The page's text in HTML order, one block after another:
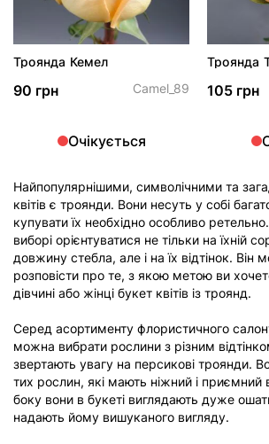
Троянда Кемел
90 грн Camel_89
Очікується
Троянда
105 грн
Найпопулярнішими, символічними та
квітів є троянди. Вони несуть у собі
купувати їх необхідно особливо
виборі орієнтуватися не тільки на їхній
довжину стебла, але і на їх відтінок. Він
розповісти про те, з якою метою ви
дівчині або жінці букет квітів із троянд.
Серед асортименту флористичного
можна вибрати рослини з різним
звертають увагу на персикові троянди.
тих рослин, які мають ніжний і приємний
боку вони в букеті виглядають дуже
надають йому вишуканого вигляду.